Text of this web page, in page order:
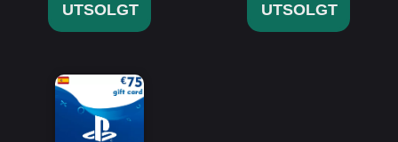
UTSOLGT UTSOLGT